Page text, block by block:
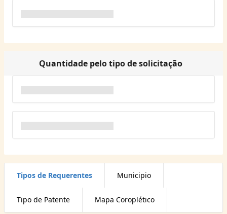
Quantidade pelo tipo de solicitação
Tipos de Requerentes Municipio
Tipo de Patente Mapa Coroplético